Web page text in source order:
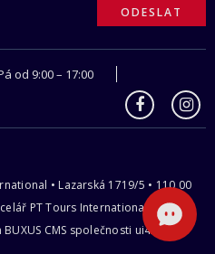
od 9:00 – 17:00
• Lazarská 1719/5 • 110 00
PT Tours International s.r.o |
BUXUS CMS společnosti ui42 .